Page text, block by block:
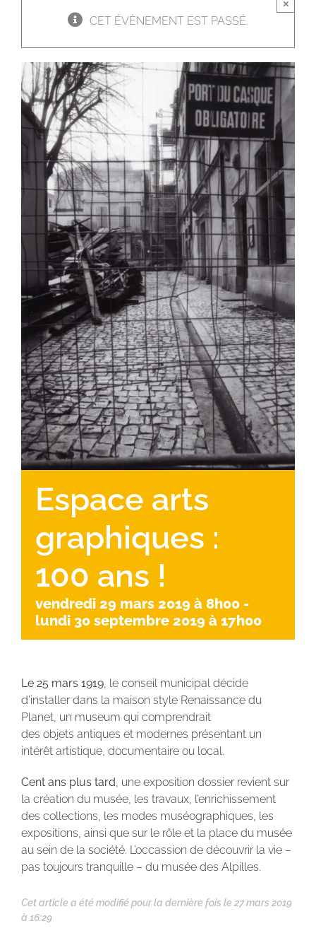
CET ÉVÈNEMENT EST PASSÉ.
×
Espace arts
graphiques :
100 ans !
vendredi 29 mars 2019 à 8h00 -
lundi 30 septembre 2019 à 17h00
Le 25 mars 1919, le conseil municipal décide
d’installer dans la maison style Renaissance du
Planet, un museum qui comprendrait
des objets antiques et modernes présentant un
intérêt artistique, documentaire ou local.
Cent ans plus tard, une exposition dossier revient sur
la création du musée, les travaux, l’enrichissement
des collections, les modes muséographiques, les
expositions, ainsi que sur le rôle et la place du musée
au sein de la société. L’occassion de découvrir la vie –
pas toujours tranquille – du musée des Alpilles.
Cet article a été modifié pour la dernière fois le 27 mars 2019
à 16:29